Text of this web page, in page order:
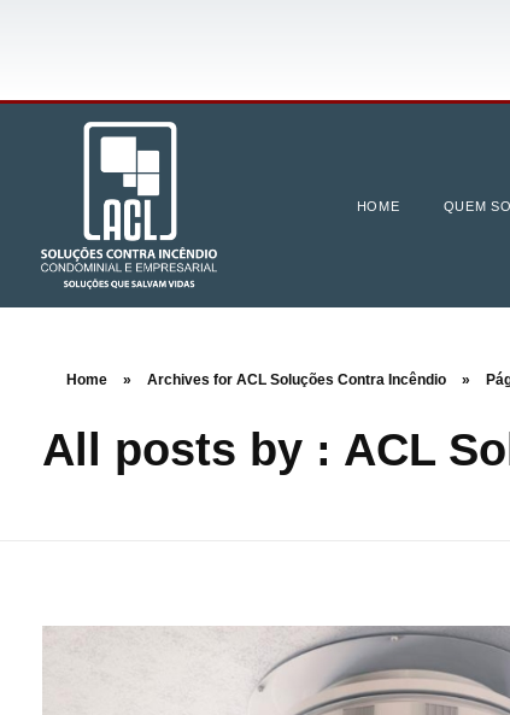
HOME QUEM
Home » Archives for ACL Soluções Contra Incêndio »
All posts by : ACL